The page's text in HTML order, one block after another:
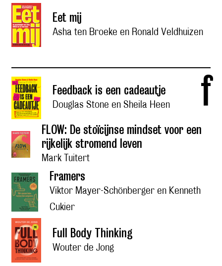
Eet mij
Asha ten Broeke en Ronald Veldhuizen
f
Feedback is een cadeautje
Douglas Stone en Sheila Heen
FLOW: De stoïcijnse mindset voor een
rijkelijk stromend leven
Mark Tuitert
Framers
Viktor Mayer-Schönberger en Kenneth
Cukier
Full Body Thinking
Wouter de Jong